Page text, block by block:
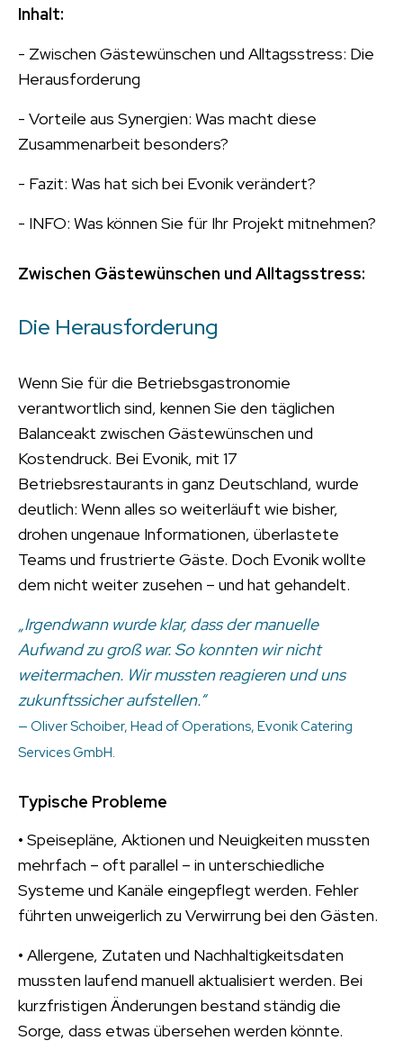
Inhalt:
- Zwischen Gästewünschen und Alltagsstress: Die
Herausforderung
- Vorteile aus Synergien: Was macht diese
Zusammenarbeit besonders?
- Fazit: Was hat sich bei Evonik verändert?
- INFO: Was können Sie für Ihr Projekt mitnehmen?
Zwischen Gästewünschen und Alltagsstress:
Die Herausforderung
Wenn Sie für die Betriebsgastronomie
verantwortlich sind, kennen Sie den täglichen
Balanceakt zwischen Gästewünschen und
Kostendruck. Bei Evonik, mit 17
Betriebsrestaurants in ganz Deutschland, wurde
deutlich: Wenn alles so weiterläuft wie bisher,
drohen ungenaue Informationen, überlastete
Teams und frustrierte Gäste. Doch Evonik wollte
dem nicht weiter zusehen – und hat gehandelt.
„Irgendwann wurde klar, dass der manuelle
Aufwand zu groß war. So konnten wir nicht
weitermachen. Wir mussten reagieren und uns
zukunftssicher aufstellen.“
— Oliver Schoiber, Head of Operations, Evonik Catering
Services GmbH.
Typische Probleme
• Speisepläne, Aktionen und Neuigkeiten mussten
mehrfach – oft parallel – in unterschiedliche
Systeme und Kanäle eingepflegt werden. Fehler
führten unweigerlich zu Verwirrung bei den Gästen.
• Allergene, Zutaten und Nachhaltigkeitsdaten
mussten laufend manuell aktualisiert werden. Bei
kurzfristigen Änderungen bestand ständig die
Sorge, dass etwas übersehen werden könnte.